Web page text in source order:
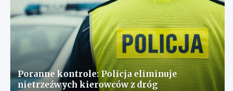
Poranne kontrole: Policja eliminuje
nietrzeźwych kierowców z dróg